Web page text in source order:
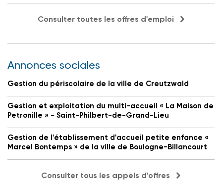
Consulter toutes les offres d'emploi
Annonces sociales
Gestion du périscolaire de la ville de Creutzwald
Gestion et exploitation du multi-accueil « La Maison de
Petronille » - Saint-Philbert-de-Grand-Lieu
Gestion de l'établissement d'accueil petite enfance «
Marcel Bontemps » de la ville de Boulogne-Billancourt
Consulter tous les appels d'offres